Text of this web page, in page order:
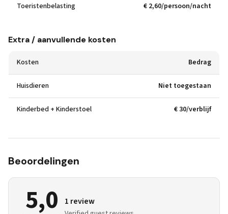
Toeristenbelasting € 2,60/persoon/nacht
Extra / aanvullende kosten
Kosten Bedrag
Huisdieren Niet toegestaan
Kinderbed + Kinderstoel € 30/verblijf
Beoordelingen
5,0 1 review